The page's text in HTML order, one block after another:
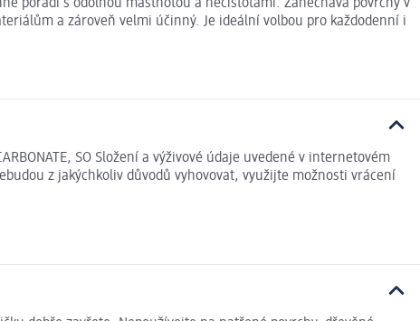
poradí s odolnou mastnotou a nečistotami. Zanechává povrchy v
a zároveň velmi účinný. Je ideální volbou pro každodenní i
SO Složení a výživové údaje uvedené v internetovém
z jakýchkoliv důvodů vyhovovat, využijte možnosti vrácení